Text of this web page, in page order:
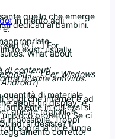
quello che emerge
in merito agli
dedicati ai bambini.
è:
to […] For
to exist, usually
What about
di contenuti[…] Per Windows
di suite antivirus.
)
quantità di materiale
oggi che internet è ad
abbia un display, è
in cui essi si
queste ragioni, è
protetto? Se ci
impossibile. Troppi
si desiste? Il
cui sopra la dice lunga
corretto: